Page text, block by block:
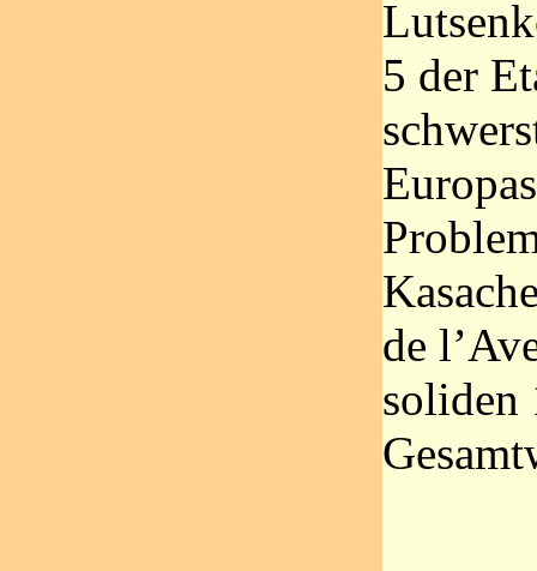
5 der
de
soliden